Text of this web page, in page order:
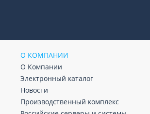
О КОМПАНИИ
О Компании
Электронный каталог
Новости
Производственный комплекс